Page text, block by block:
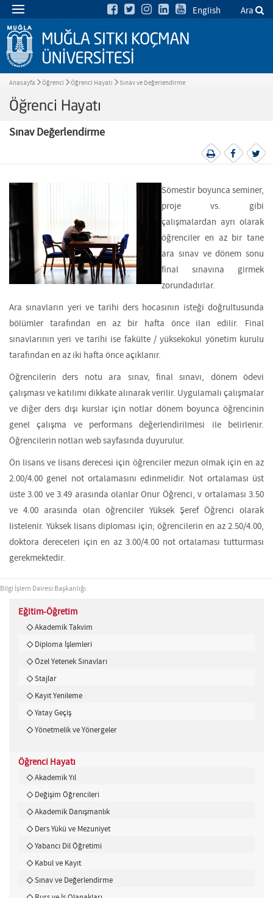
English Ara
Anasayfa Öğrenci Öğrenci Hayatı Sınav ve Değerlendirme
Öğrenci Hayatı
Sınav Değerlendirme
Sömestir boyunca seminer,
proje vs. gibi
çalışmalardan ayrı olarak
öğrenciler en az bir tane
ara sınav ve dönem sonu
final sınavına girmek
zorundadırlar.
Ara sınavların yeri ve tarihi ders hocasının isteği doğrultusunda
bölümler tarafından en az bir hafta önce ilan edilir. Final
sınavlarının yeri ve tarihi ise fakülte / yüksekokul yönetim kurulu
tarafından en az iki hafta önce açıklanır.
Öğrencilerin ders notu ara sınav, final sınavı, dönem ödevi
çalışması ve katılımı dikkate alınarak verilir. Uygulamalı çalışmalar
ve diğer ders dışı kurslar için notlar dönem boyunca öğrencinin
genel çalışma ve performans değerlendirilmesi ile belirlenir.
Öğrencilerin notları web sayfasında duyurulur.
Ön lisans ve lisans derecesi için öğrenciler mezun olmak için en az
2.00/4.00 genel not ortalamasını edinmelidir. Not ortalaması üst
üste 3.00 ve 3.49 arasında olanlar Onur Öğrenci, v ortalaması 3.50
ve 4.00 arasında olan öğrenciler Yüksek Şeref Öğrenci olarak
listelenir. Yüksek lisans diploması için; öğrencilerin en az 2.50/4.00,
doktora dereceleri için en az 3.00/4.00 not ortalaması tutturması
gerekmektedir.
Bilgi İşlem Dairesi Başkanlığı
Eğitim-Öğretim
Akademik Takvim
Diploma İşlemleri
Özel Yetenek Sınavları
Stajlar
Kayıt Yenileme
Yatay Geçiş
Yönetmelik ve Yönergeler
Öğrenci Hayatı
Akademik Yıl
Değişim Öğrencileri
Akademik Danışmanlık
Ders Yükü ve Mezuniyet
Yabancı Dil Öğretimi
Kabul ve Kayıt
Sınav ve Değerlendirme